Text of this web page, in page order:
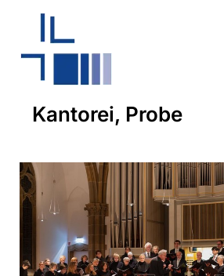
Kantorei, Probe